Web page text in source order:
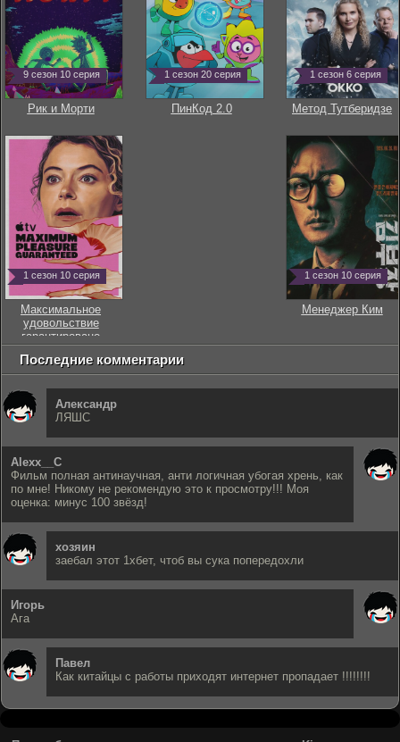
9 сезон 10 серия
Рик и Морти
1 сезон 20 серия
ПинКод 2.0
1 сезон 6 серия
Метод Тутберидзе
1 сезон 10 серия
Максимальное
удовольствие
гарантировано
1 сезон 10 серия
Менеджер Ким
Последние комментарии
Александр
ЛЯШС
Alexx__C
Фильм полная антинаучная, анти логичная убогая хрень, как
по мне! Никому не рекомендую это к просмотру!!! Моя
оценка: минус 100 звёзд!
хозяин
заебал этот 1хбет, чтоб вы сука попередохли
Игорь
Ага
Павел
Как китайцы с работы приходят интернет пропадает !!!!!!!!